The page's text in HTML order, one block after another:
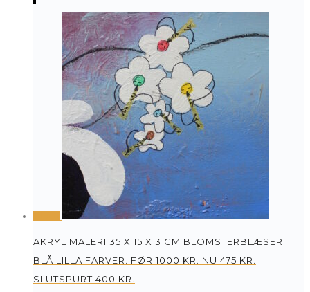
kr. 775,00.kr. 275,00.
AKRYL MALERI 35 X 15 X 3 CM BLOMSTERBLÆSER.
BLÅ LILLA FARVER. FØR 1000 KR. NU 475 KR.
SLUTSPURT 400 KR.